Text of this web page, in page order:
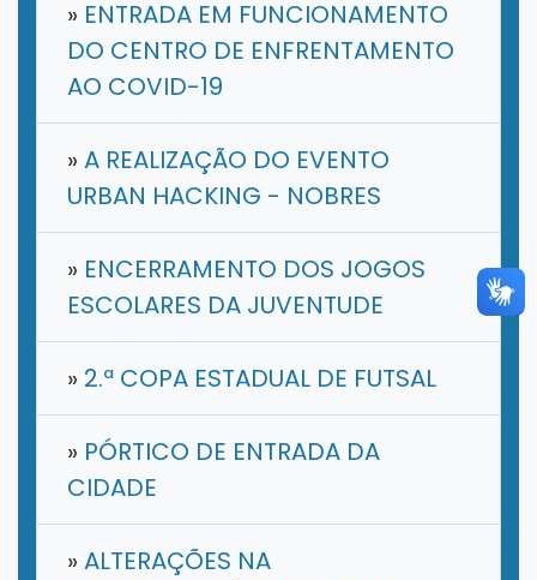
» ENTRADA EM FUNCIONAMENTO
DO CENTRO DE ENFRENTAMENTO
AO COVID-19
»A REALIZAÇÃO DO EVENTO
URBAN HACKING - NOBRES
» ENCERRAMENTO DOS JOGOS
ESCOLARES DA JUVENTUDE
» 2.ª COPA ESTADUAL DE FUTSAL
» PÓRTICO DE ENTRADA DA
CIDADE
»ALTERAÇÕES NA